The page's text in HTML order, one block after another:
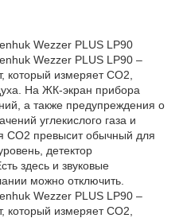
Wezzer PLUS LP90
Wezzer PLUS LP90 –
который измеряет CO2,
На ЖК-экран прибора
а также предупреждения о
углекислого газа и
CO2 превысит обычный для
детектор
здесь и звуковые
можно отключить.
Wezzer PLUS LP90 –
который измеряет CO2,